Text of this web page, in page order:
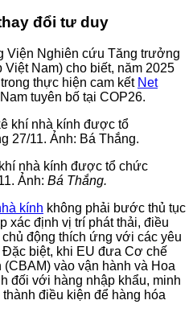
đổi tư duy
Viện Nghiên cứu Tăng trưởng
Nam) cho biết, năm 2025
thực hiện cam kết Net
tuyên bố tại COP26.
nhà kính được tổ chức
Ảnh: Bá Thắng.
kính không phải bước thủ tục
xác định vị trí phát thải, điều
động thích ứng với các yêu
biệt, khi EU đưa Cơ chế
vào vận hành và Hoa
đối với hàng nhập khẩu, minh
thành điều kiện để hàng hóa